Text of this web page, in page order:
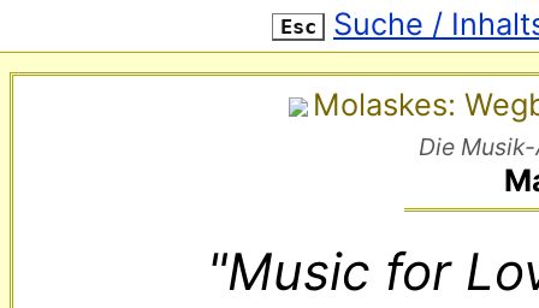
Molaskes:
Die
"Music for
Esc Suche /